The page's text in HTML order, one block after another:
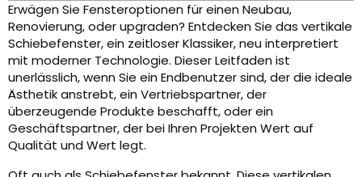
Erwägen Sie Fensteroptionen für einen Neubau,
Renovierung, oder upgraden? Entdecken Sie das vertikale
Schiebefenster, ein zeitloser Klassiker, neu interpretiert
mit moderner Technologie. Dieser Leitfaden ist
unerlässlich, wenn Sie ein Endbenutzer sind, der die ideale
Ästhetik anstrebt, ein Vertriebspartner, der
überzeugende Produkte beschafft, oder ein
Geschäftspartner, der bei Ihren Projekten Wert auf
Qualität und Wert legt.